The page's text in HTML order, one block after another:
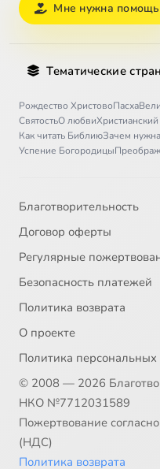
Мне нужна помощь
Тематические
Рождество ХристовоПасха
СвятостьО любви
Как читать БиблиюЗачем
Успение Богородицы
Благотворительность
Договор оферты
Регулярные
Безопасность платежей
Политика возврата
О проекте
Политика
© 2008 — 2026
НКО №7712031589
Пожертвование
(НДС)
Политика возврата